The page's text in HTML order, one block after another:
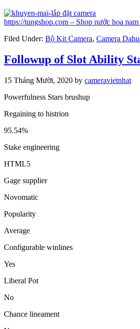
https://tungshop.com – Shop nước hoa
Filed Under: Bộ Kit Camera, Camera
Followup of Slot Ability
15 Tháng Mười, 2020 by cameravietnhat
Powerfulness Stars brushup
Regaining to histrion
95.54%
Stake engineering
HTML5
Gage supplier
Novomatic
Popularity
Average
Configurable winlines
Yes
Liberal Pot
No
Chance lineament